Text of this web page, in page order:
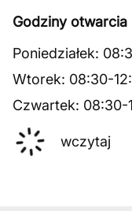
Godziny otwarcia
Poniedziałek:
Wtorek: 08:30-
Czwartek: 08:30-
wczytaj